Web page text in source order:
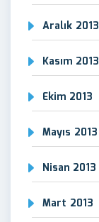
Aralık 2013
Kasım 2013
Ekim 2013
Mayıs 2013
Nisan 2013
Mart 2013